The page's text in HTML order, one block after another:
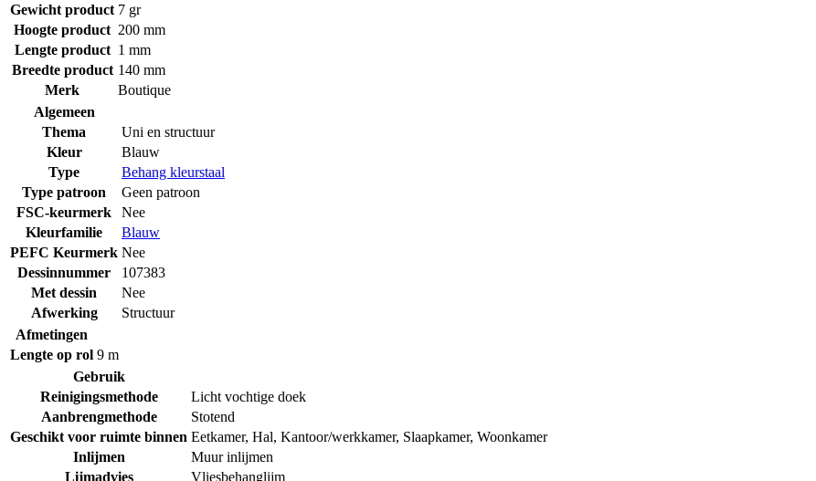
Gewicht product 7 gr
Hoogte product 200 mm
Lengte product 1 mm
Breedte product 140 mm
Merk
Boutique
Algemeen
Thema
Uni en structuur
Kleur
Blauw
Type
Behang kleurstaal
Type patroon
Geen patroon
FSC-keurmerk
Nee
Kleurfamilie
Blauw
PEFC Keurmerk Nee
Dessinnummer
107383
Met dessin
Nee
Afwerking
Structuur
Afmetingen
Lengte op rol 9 m
Gebruik
Reinigingsmethode
Licht vochtige doek
Aanbrengmethode
Stotend
Geschikt voor ruimte binnen Eetkamer, Hal, Kantoor/werkkamer, Slaapkamer, Woonkamer
Inlijmen
Muur inlijmen
Lijmadvies
Vliesbehanglijm